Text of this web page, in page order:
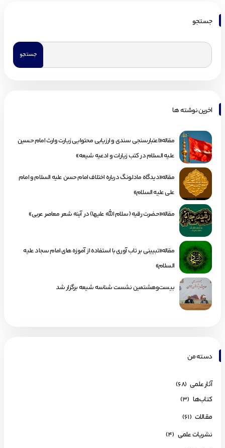
جستجو
اخرین نوشته ها
مقاله«اعتبارسنجی سندی و ارزیابی محتوایی زیارت وارث امام حسین
علیه السلام در کتب زیارات و ادعیه شیعه»
مقاله«دیدگاه مادلونگ درباره اختلاف امام حسن علیه السلام و امام
علی علیه السلام»
مقاله«حضرت رقیه (سلام الله علیها) در آینه شعر معاصر عربی»
مقاله«تبیینی بر تاب آوری با استفاده از آموزه های امام سجاد علیه
السلام»
بیست‌وهشتمین نشست شناسه شیعه برگزار شد
دسته من
آثار علمی (68)
کتاب‌ها (3)
مقالات (61)
نشریات علمی (4)